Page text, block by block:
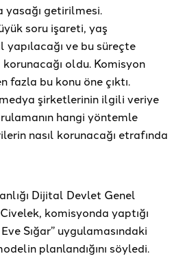
yasağı getirilmesi.
soru işareti, yaş
yapılacağı ve bu süreçte
oldu. Komisyon
fazla bu konu öne çıktı.
şirketlerinin ilgili veriye
hangi yöntemle
nasıl korunacağı etrafında
Dijital Devlet Genel
komisyonda yaptığı
Sığar” uygulamasındaki
planlandığını söyledi.